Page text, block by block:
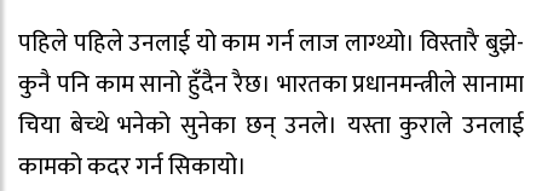
पहिले पहिले उनलाई यो काम गर्न लाज लाग्थ्यो। विस्तारै बुझे-
कुनै पनि काम सानो हुँदैन रैछ। भारतका प्रधानमन्त्रीले सानामा
चिया बेच्थे भनेको सुनेका छन् उनले। यस्ता कुराले उनलाई
कामको कदर गर्न सिकायो।